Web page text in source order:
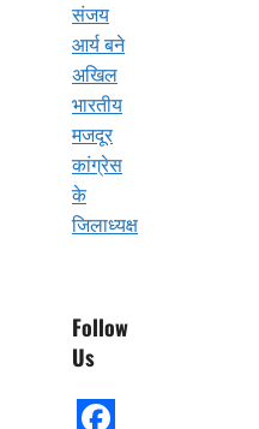
संजय
आर्य बने
अखिल
भारतीय
मजदूर
कांग्रेस
के
जिलाध्यक्ष
Follow
Us